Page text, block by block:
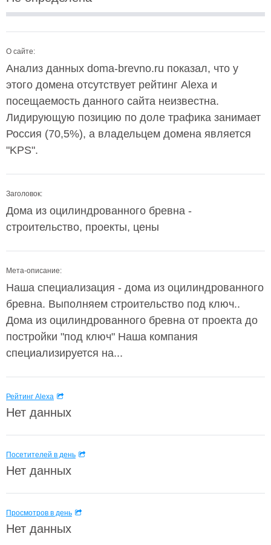
О сайте:
Анализ данных doma-brevno.ru показал, что у
этого домена отсутствует рейтинг Alexa и
посещаемость данного сайта неизвестна.
Лидирующую позицию по доле трафика занимает
Россия (70,5%), а владельцем домена является
"KPS".
Заголовок:
Дома из оцилиндрованного бревна -
строительство, проекты, цены
Мета-описание:
Наша специализация - дома из оцилиндрованного
бревна. Выполняем строительство под ключ..
Дома из оцилиндрованного бревна от проекта до
постройки "под ключ" Наша компания
специализируется на...
Рейтинг Alexa
Нет данных
Посетителей в день
Нет данных
Просмотров в день
Нет данных